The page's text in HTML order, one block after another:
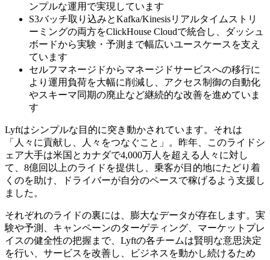
ンプルな運用で実現しています
S3バッチ取り込みとKafka/Kinesisリアルタイムストリ
ーミングの両方をClickHouse Cloudで統合し、ダッシュ
ボードから実験・予測まで幅広いユースケースを支え
ています
セルフマネージドからマネージドサービスへの移行に
より運用負荷を大幅に削減し、アクセス制御の自動化
やスキーマ同期の廃止など継続的な改善を進めていま
す
Lyftはシンプルな目的に突き動かされています。それは
「人々に貢献し、人々をつなぐこと」。昨年、このライドシ
ェア大手は米国とカナダで4,000万人を超える人々に対し
て、8億回以上のライドを提供し、乗客が目的地にたどり着
くのを助け、ドライバーが自分のペースで稼げるよう支援し
ました。
それぞれのライドの裏には、膨大なデータが存在します。実
験や予測、キャンペーンのターゲティング、マーケットプレ
イスの健全性の把握まで、Lyftの各チームは賢明な意思決定
を行い、サービスを改善し、ビジネスを動かし続けるため